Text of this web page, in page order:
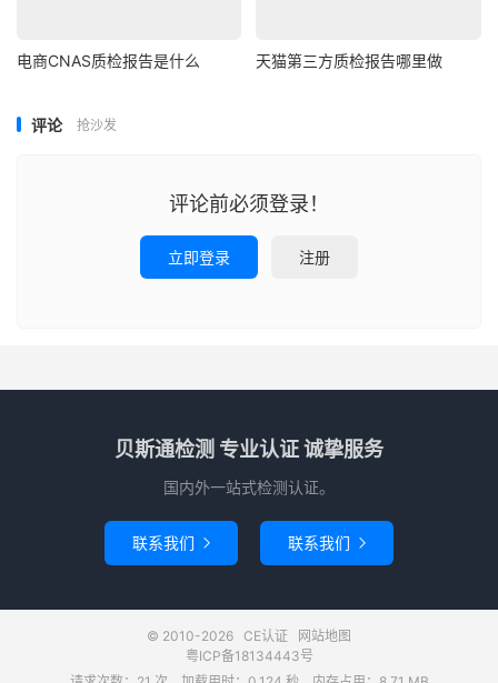
电商CNAS质检报告是什么 天猫第三方质检报告哪里做
评论 抢沙发
评论前必须登录！
立即登录 注册
贝斯通检测 专业认证 诚挚服务
国内外一站式检测认证。
联系我们  联系我们 
© 2010-2026 CE认证
网站地图
粤ICP备18134443号